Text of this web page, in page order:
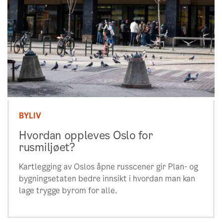
BYLIV
Hvordan oppleves Oslo for
rusmiljøet?
Kartlegging av Oslos åpne russcener gir Plan- og
bygningsetaten bedre innsikt i hvordan man kan
lage trygge byrom for alle.